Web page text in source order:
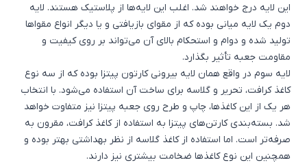
این لایه درج خواهند شد. اغلب این لایه‌ها از پلاستیک هستند. لایه
دوم یک لایه میانی بوده که از مقوای بازیافتی و یا دیگر انواع مقواها
تولید شده و دوام و استحکام بالای آن می‌تواند بر روی کیفیت و
مقاومت جعبه تأثیر بگذارد.
لایه سوم در واقع همان لایه بیرونی کارتون پیتزا بوده که از سه نوع
کاغذ کرافت، تحریر و گلاسه برای ساخت آن استفاده می‌شود. با انتخاب
هر یک از این کاغذها، چاپ و طرح روی جعبه پیتزا نیز متفاوت خواهد
شد. بسته‌بندی کارتن‌های پیتزا به استفاده از کاغذ کرافت، مقرون به
صرفه‌تر است. اما استفاده از کاغذ گلاسه از نظر بهداشتی بهتر بوده و
همچنین این نوع کاغذها ضخامت بیشتری نیز دارند.